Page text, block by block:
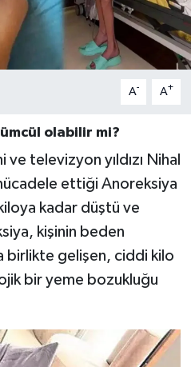
A- A+
olabilir mi?
televizyon yıldızı Nihal
ettiği Anoreksiya
kadar düştü ve
kişinin beden
birlikte gelişen, ciddi kilo
bir yeme bozukluğu